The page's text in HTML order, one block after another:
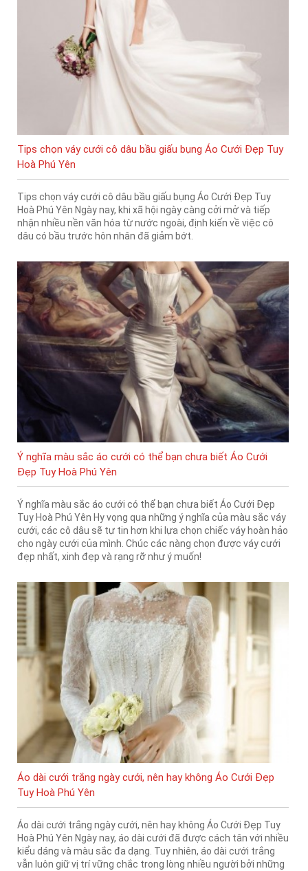
Tips chọn váy cưới cô dâu bầu giấu bụng Áo Cưới Đẹp Tuy
Hoà Phú Yên
Tips chọn váy cưới cô dâu bầu giấu bụng Áo Cưới Đẹp Tuy
Hoà Phú Yên Ngày nay, khi xã hội ngày càng cởi mở và tiếp
nhận nhiều nền văn hóa từ nước ngoài, định kiến về việc cô
dâu có bầu trước hôn nhân đã giảm bớt.
Ý nghĩa màu sắc áo cưới có thể bạn chưa biết Áo Cưới
Đẹp Tuy Hoà Phú Yên
Ý nghĩa màu sắc áo cưới có thể bạn chưa biết Áo Cưới Đẹp
Tuy Hoà Phú Yên Hy vọng qua những ý nghĩa của màu sắc váy
cưới, các cô dâu sẽ tự tin hơn khi lựa chọn chiếc váy hoàn hảo
cho ngày cưới của mình. Chúc các nàng chọn được váy cưới
đẹp nhất, xinh đẹp và rạng rỡ như ý muốn!
Áo dài cưới trắng ngày cưới, nên hay không Áo Cưới Đẹp
Tuy Hoà Phú Yên
Áo dài cưới trắng ngày cưới, nên hay không Áo Cưới Đẹp Tuy
Hoà Phú Yên Ngày nay, áo dài cưới đã được cách tân với nhiều
kiểu dáng và màu sắc đa dạng. Tuy nhiên, áo dài cưới trắng
vẫn luôn giữ vị trí vững chắc trong lòng nhiều người bởi những